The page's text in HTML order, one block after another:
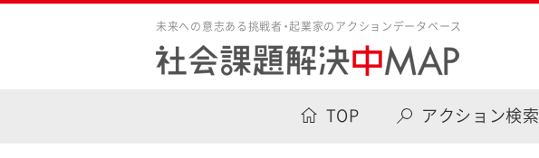
未来への意志ある挑戦者・起業家のアクションデータベース
TOP アクション検索